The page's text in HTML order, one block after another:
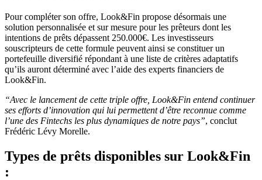
Pour compléter son offre, Look&Fin propose désormais une
solution personnalisée et sur mesure pour les prêteurs dont les
intentions de prêts dépassent 250.000€. Les investisseurs
souscripteurs de cette formule peuvent ainsi se constituer un
portefeuille diversifié répondant à une liste de critères adaptatifs
qu’ils auront déterminé avec l’aide des experts financiers de
Look&Fin.
“Avec le lancement de cette triple offre, Look&Fin entend continuer
ses efforts d’innovation qui lui permettent d’être reconnue comme
l’une des Fintechs les plus dynamiques de notre pays”, conclut
Frédéric Lévy Morelle.
Types de prêts disponibles sur Look&Fin
: